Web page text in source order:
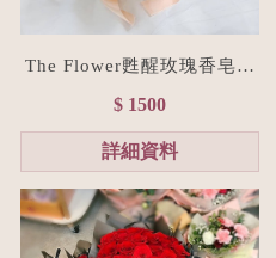
The Flower甦醒玫瑰香皂花
束M size(贈禮物提袋/全台
宅配）香檳色
$ 1500
詳細資料